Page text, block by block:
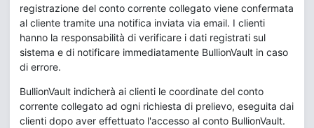
registrazione del conto corrente collegato viene confermata
al cliente tramite una notifica inviata via email. I clienti
hanno la responsabilità di verificare i dati registrati sul
sistema e di notificare immediatamente BullionVault in caso
di errore.
BullionVault indicherà ai clienti le coordinate del conto
corrente collegato ad ogni richiesta di prelievo, eseguita dai
clienti dopo aver effettuato l'accesso al conto BullionVault.